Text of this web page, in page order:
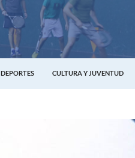
DEPORTES CULTURA Y JUVENTUD